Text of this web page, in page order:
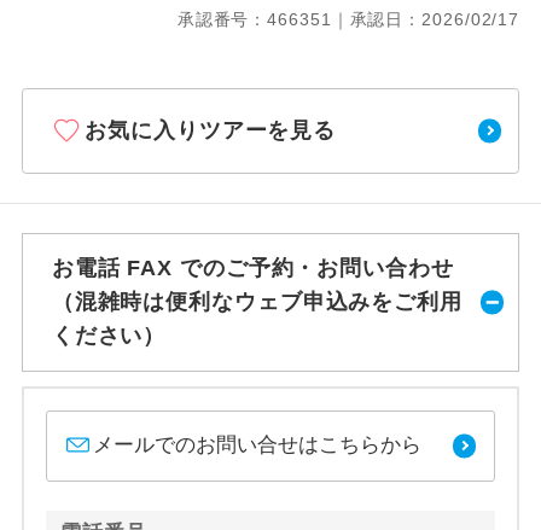
承認番号：466351｜承認日：2026/02/17
お気に入りツアーを見る
お電話 FAX でのご予約・お問い合わせ
（混雑時は便利なウェブ申込みをご利用
ください）
メールでのお問い合せはこちらから